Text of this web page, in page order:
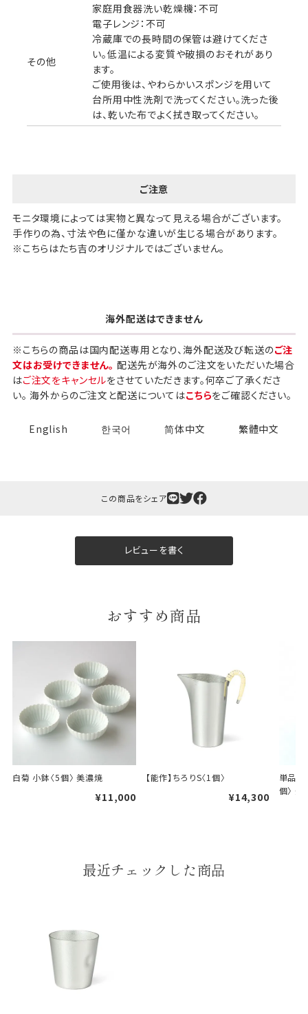
当店でギフト対応の商品をご購入いただきますと、熨
斗（のし）掛け・ギフト包装・手提げ袋を無料サービス
しております。
包装紙について
A.一般的なギフトに使用する包装紙です。
B.婚礼や出産、長寿祝などに使用する包装紙です。
A
B
婚礼や出産などのギフト
あります。
その他
家庭用食器洗い乾燥機：不可
電子レンジ：不可
冷蔵庫での長時間の保管は避けてくださ
い。低温による変質や破損のおそれがあり
ます。
ご使用後は、やわらかいスポンジを用いて
台所用中性洗剤で洗ってください。洗った後
は、乾いた布でよく拭き取ってください。
ご注意
モニタ環境によっては実物と異なって見える場合がございます。
手作りの為、寸法や色に僅かな違いが生じる場合があります。
※こちらはたち吉のオリジナルではございません。
海外配送はできません
※こちらの商品は国内配送専用となり、海外配送及び転送のご注
文はお受けできません。 配送先が海外のご注文をいただいた場合
はご注文をキャンセルをさせていただきます。何卒ご了承くださ
い。 海外からのご注文と配送についてはこちらをご確認ください。
English 한국어 简体中文 繁體中文
この商品をシェア
レビューを書く
おすすめ商品
白菊 小鉢〈5個〉 美濃焼
¥11,000
【能作】ちろりS〈1個〉
¥14,300
単品 金
個〉 美
最近チェックした商品